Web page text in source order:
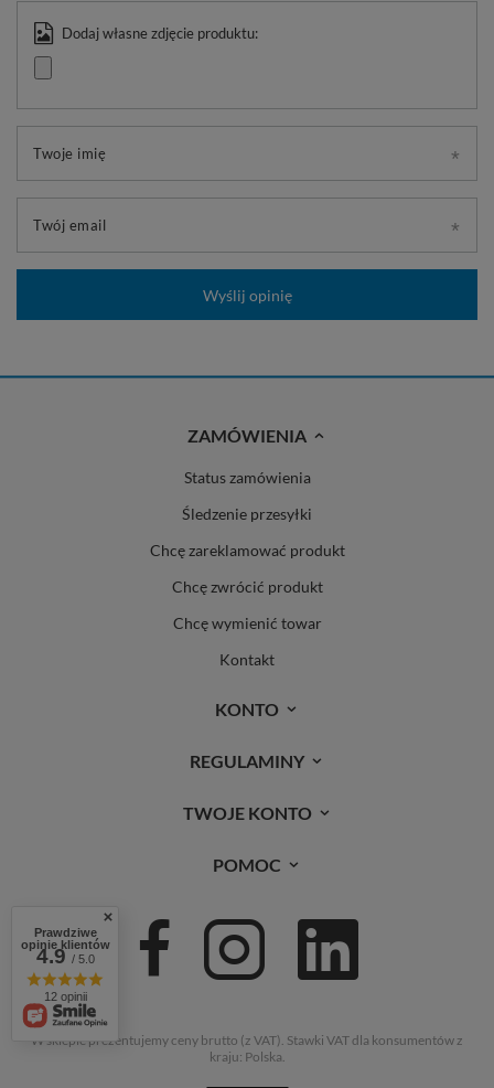
Dodaj własne zdjęcie produktu:
Twoje imię
Twój email
Wyślij opinię
ZAMÓWIENIA
Status zamówienia
Śledzenie przesyłki
Chcę zareklamować produkt
Chcę zwrócić produkt
Chcę wymienić towar
Kontakt
KONTO
REGULAMINY
TWOJE KONTO
POMOC
W sklepie prezentujemy ceny brutto (z VAT). Stawki VAT dla konsumentów z
kraju: Polska.
Prawdziwe
opinie klientów
4.9/ 5.0
12 opinii